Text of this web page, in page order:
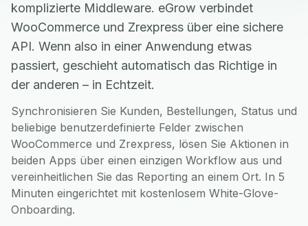
komplizierte Middleware. eGrow verbindet
WooCommerce und Zrexpress über eine sichere
API. Wenn also in einer Anwendung etwas
passiert, geschieht automatisch das Richtige in
der anderen – in Echtzeit.
Synchronisieren Sie Kunden, Bestellungen, Status und
beliebige benutzerdefinierte Felder zwischen
WooCommerce und Zrexpress, lösen Sie Aktionen in
beiden Apps über einen einzigen Workflow aus und
vereinheitlichen Sie das Reporting an einem Ort. In 5
Minuten eingerichtet mit kostenlosem White-Glove-
Onboarding.